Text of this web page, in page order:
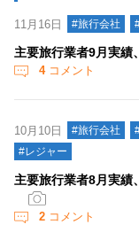
11月16日 #旅行会社
主要旅行業者9月実
4コメント
10月10日 #旅行会社
#レジャー
主要旅行業者8月実
2 コメント